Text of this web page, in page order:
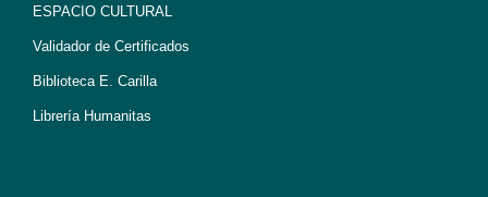
ESPACIO CULTURAL
Validador de Certificados
Biblioteca E. Carilla
Librería Humanitas